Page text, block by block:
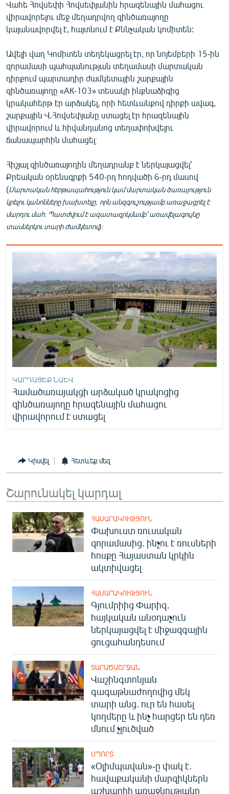
ՏԵՍԱՆՅՈՒԹԵՐ
ԲԱՆԱՎԵՃ
ՁԳՏԵԼՈՎ ԼԱՎԱԳՈՒՅՆԻՆ
ՓՈԴՔԱՍԹ
Հայերեն
English
Русский
ՀԵՏԵՎԵՔ ՄԵԶ
«Ազատության» բոլոր կայքերը
Վահե Հովսեփի Հովսեփյանին հրազենային մահացու
վիրավորելու մեջ մեղադրվող զինծառայողը
կալանավորվել է, հայտնում է Քննչական կոմիտեն:
Ավելի վաղ Կոմիտեն տեղեկացրել էր, որ նոյեմբերի 15-ին
զորամասի պահպանության տեղամասի մարտական
դիրքում պարտադիր ժամկետային շարքային
զինծառայողը «АК-103» տեսակի ինքնաձիգից
կրակահերթ էր արձակել, որի հետևանքով դիրքի ավագ,
շարքային Վ.Հովսեփյանը ստացել էր հրազենային
վիրավորում և հիվանդանոց տեղափոխվելու
ճանապարհին մահացել։
Հիշյալ զինծառայողին մեղադրանք է ներկայացվել՝
Քրեական օրենսգրքի 540-րդ հոդվածի 6-րդ մասով
(Մարտական հերթապահություն կամ մարտական ծառայություն
կրելու կանոնները խախտելը, որն անզգուշությամբ առաջացրել է
մարդու մահ: Պատժվում է ազատազրկմամբ՝ առավելագույնը
տասներկու տարի ժամկետով):
ԿԱՐԴԱՑԵՔ ՆԱԵՎ
Համածառայակցի արձակած կրակոցից
զինծառայողը հրազենային մահացու
վիրավորում է ստացել
Կիսվել Հետևեք մեզ
Շարունակել կարդալ
ՀԱՍԱՐԱԿՈՒԹՅՈՒՆ
Փախուստ ռուսական
զորամասից. ինչու է ռուսների
հոսքը Հայաստան կրկին
ակտիվացել
ՀԱՍԱՐԱԿՈՒԹՅՈՒՆ
Գյումրիից Փարիզ․
հայկական անօդաչուն
ներկայացվել է միջազգային
ցուցահանդեսում
ՏԱՐԱԾԱՇՐՋԱՆ
Վաշինգտոնյան
գագաթնաժողովից մեկ
տարի անց. ուր են հասել
կողմերը և ինչ հարցեր են դեռ
մնում չլուծված
ՍՊՈՐՏ
«Օլիմպավան»-ը փակ է.
հավաքականի մարզիկներն
աշխարհի առաջնությանը